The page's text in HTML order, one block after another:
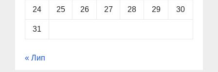
24 25 26 27 28 29 30
31
« Лип